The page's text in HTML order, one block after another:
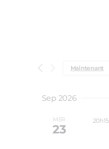
Maintenant
Sep 2026
MER
23
20h15